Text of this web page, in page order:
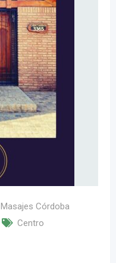
Masajes Córdoba
Centro